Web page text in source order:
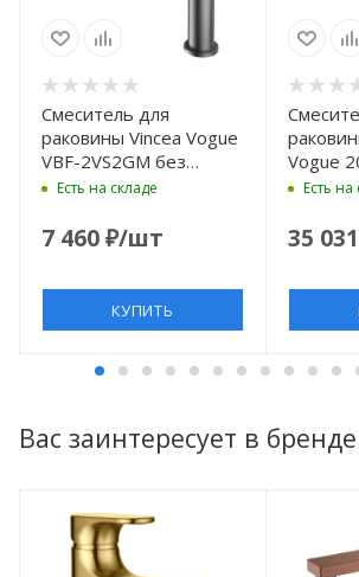
Смеситель для
раковины Vincea Vogue
VBF-2VS2GM без
донного клапана,
Есть на складе
7 460₽/шт
КУПИТЬ
Vogue
Бронза
Есть на
35 031
Вас заинтересует в